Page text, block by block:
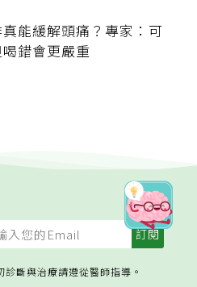
能緩解頭痛？專家：可
錯會更嚴重
斷與治療請遵從醫師指導。